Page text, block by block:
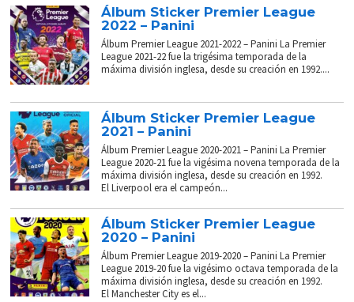
Álbum Sticker Premier League
2022 – Panini
Álbum Premier League 2021-2022 – Panini La Premier
League 2021-22 fue la trigésima temporada de la
máxima división inglesa, desde su creación en 1992....
Álbum Sticker Premier League
2021 – Panini
Álbum Premier League 2020-2021 – Panini La Premier
League 2020-21 fue la vigésima novena temporada de la
máxima división inglesa, desde su creación en 1992.
El Liverpool era el campeón...
Álbum Sticker Premier League
2020 – Panini
Álbum Premier League 2019-2020 – Panini La Premier
League 2019-20 fue la vigésimo octava temporada de la
máxima división inglesa, desde su creación en 1992.
El Manchester City es el...